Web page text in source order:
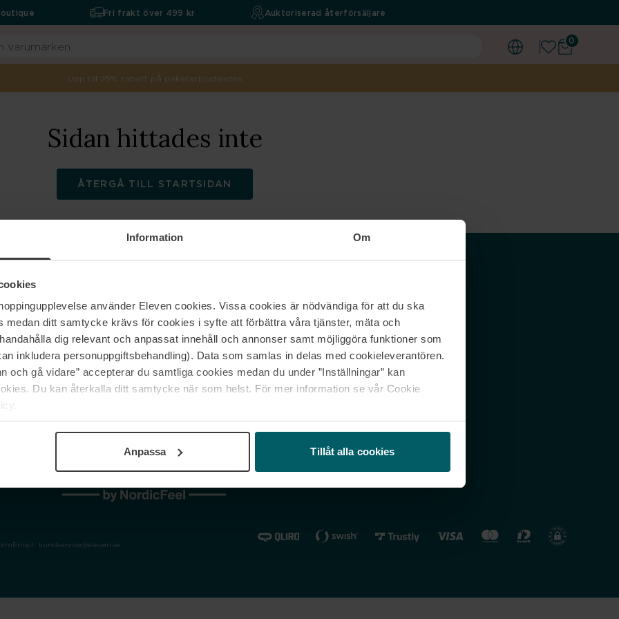
Information Om
använder Eleven cookies. Vissa cookies är nödvändiga för att du ska
medan ditt samtycke krävs för cookies i syfte att förbättra våra tjänster, mäta och
dig relevant och anpassat innehåll och annonser samt möjliggöra funktioner som
inkludera personuppgiftsbehandling). Data som samlas in delas med cookieleverantören.
och gå vidare” accepterar du samtliga cookies medan du under ”Inställningar” kan
Du kan återkalla ditt samtycke när som helst. För mer information se vår Cookie
Anpassa Tillåt alla cookies
0
Fri frakt över 499 kr Auktoriserad återförsäljare
Upp till 25% rabatt på paketerbjudanden
Sidan hittades inte
ÅTERGÅ TILL STARTSIDAN
Om oss
Jobba hos oss
Våra varumärken
Kontakta oss
Vanliga frågor & svar
Spåra min beställning
reklamationer
Nordicfeel SE
Nordicfeel FI
Nordicfeel NO
Email: kundservice@eleven.se